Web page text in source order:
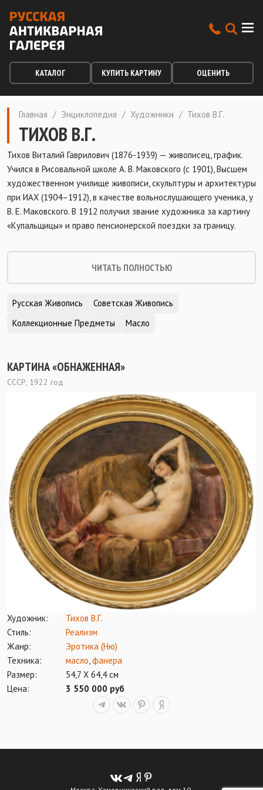
КАТАЛОГ КУПИТЬ КАРТИНУ ОЦЕНИТЬ
Главная / Энциклопедия / Художники / Тихов В.Г.
ТИХОВ В.Г.
Тихов Виталий Гаврилович (1876-1939) — живописец, график.
Учился в Рисовальной школе А. В. Маковского (с 1901), Высшем
художественном училище живописи, скульптуры и архитектуры
при ИАХ (1904–1912), в качестве вольнослушающего ученика, у
В. Е. Маковского. В 1912 получил звание художника за картину
«Купальщицы» и право пенсионерской поездки за границу.
ЧИТАТЬ ПОЛНОСТЬЮ
Русская Живопись
Советская Живопись
Коллекционные Предметы
Масло
КАРТИНА «ОБНАЖЕННАЯ»
СССР, 1922 год
Художник:
Тихов В.Г.
Стиль:
Реализм
Жанр:
Эротика (Ню)
Техника:
масло,фанера
Размер:
54,7 Х 64,4 см
Цена:
3 550 000 руб